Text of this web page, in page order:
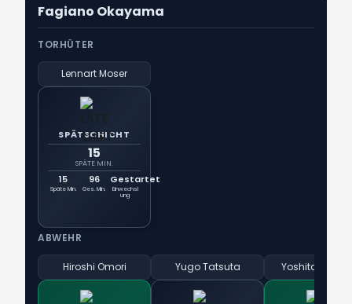
Fagiano Okayama
TORHÜTER
Lennart Moser
SPÄTSCHICHT
15
SPÄTE MIN.
15
Späte Min.
96
Ges. Min.
Gestartet
Einwechsl
ung
ABWEHR
Hiroshi Omori Yugo Tatsuta Yoshitake